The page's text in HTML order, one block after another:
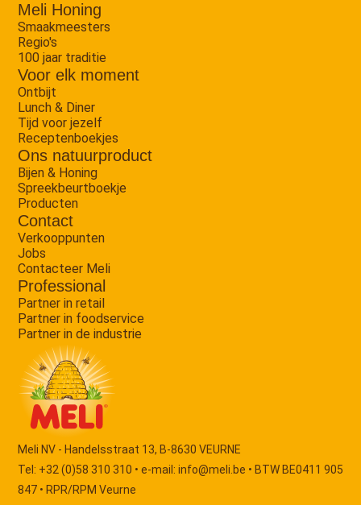
Meli Honing
Smaakmeesters
Regio's
100 jaar traditie
Voor elk moment
Ontbijt
Lunch & Diner
Tijd voor jezelf
Receptenboekjes
Ons natuurproduct
Bijen & Honing
Spreekbeurtboekje
Producten
Contact
Verkooppunten
Jobs
Contacteer Meli
Professional
Partner in retail
Partner in foodservice
Partner in de industrie
Meli NV - Handelsstraat 13, B-8630 VEURNE
Tel: +32 (0)58 310 310 • e-mail: info@meli.be • BTW BE0411 905
847 • RPR/RPM Veurne